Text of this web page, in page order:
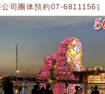
團体預約07-6811156古